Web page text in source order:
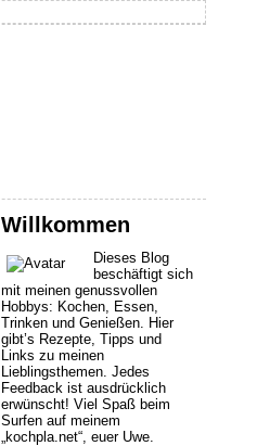
Willkommen
Dieses Blog
beschäftigt sich
mit meinen genussvollen
Hobbys: Kochen, Essen,
Trinken und Genießen. Hier
gibt’s Rezepte, Tipps und
Links zu meinen
Lieblingsthemen. Jedes
Feedback ist ausdrücklich
erwünscht! Viel Spaß beim
Surfen auf meinem
„kochpla.net“, euer Uwe.